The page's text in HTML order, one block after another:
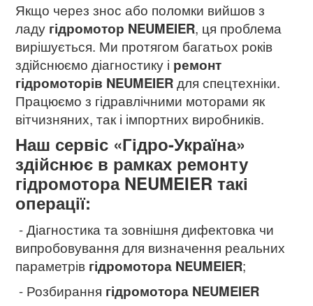
Якщо через знос або поломки вийшов з
ладу гідромотор NEUMEIER, ця проблема
вирішується. Ми протягом багатьох років
здійснюємо діагностику і ремонт
гідромоторів NEUMEIER для спецтехніки.
Працюємо з гідравлічними моторами як
вітчизняних, так і імпортних виробників.
Наш сервіс «Гідро-Україна»
здійснює в рамках ремонту
гідромотора NEUMEIER такі
операції:
- Діагностика та зовнішня дифектовка чи
випробовування для визначення реальних
параметрів гідромотора NEUMEIER;
- Розбирання гідромотора NEUMEIER